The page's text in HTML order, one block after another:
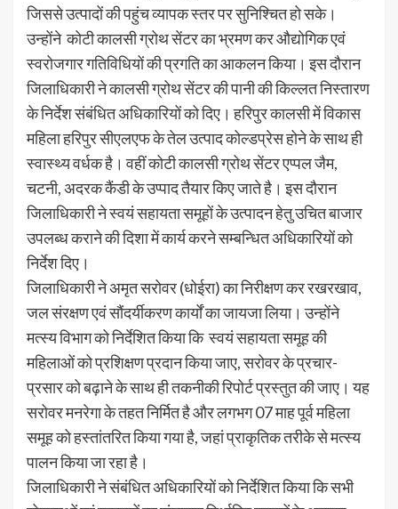
जिससे उत्पादों की पहुंच व्यापक स्तर पर सुनिश्चित हो सके।
उन्होंने कोटी कालसी ग्रोथ सेंटर का भ्रमण कर औद्योगिक एवं
स्वरोजगार गतिविधियों की प्रगति का आकलन किया। इस दौरान
जिलाधिकारी ने कालसी ग्रोथ सेंटर की पानी की किल्लत निस्तारण
के निर्देश संबंधित अधिकारियों को दिए। हरिपुर कालसी में विकास
महिला हरिपुर सीएलएफ के तेल उत्पाद कोल्डप्रेस होने के साथ ही
स्वास्थ्य वर्धक है। वहीं कोटी कालसी ग्रोथ सेंटर एप्पल जैम,
चटनी, अदरक कैंडी के उप्पाद तैयार किए जाते है। इस दौरान
जिलाधिकारी ने स्वयं सहायता समूहों के उत्पादन हेतु उचित बाजार
उपलब्ध कराने की दिशा में कार्य करने सम्बन्धित अधिकारियों को
निर्देश दिए।
जिलाधिकारी ने अमृत सरोवर (धोईरा) का निरीक्षण कर रखरखाव,
जल संरक्षण एवं सौंदर्यीकरण कार्यों का जायजा लिया। उन्होंने
मत्स्य विभाग को निर्देशित किया कि स्वयं सहायता समूह की
महिलाओं को प्रशिक्षण प्रदान किया जाए, सरोवर के प्रचार-
प्रसार को बढ़ाने के साथ ही तकनीकी रिपोर्ट प्रस्तुत की जाए। यह
सरोवर मनरेगा के तहत निर्मित है और लगभग 07 माह पूर्व महिला
समूह को हस्तांतरित किया गया है, जहां प्राकृतिक तरीके से मत्स्य
पालन किया जा रहा है।
जिलाधिकारी ने संबंधित अधिकारियों को निर्देशित किया कि सभी